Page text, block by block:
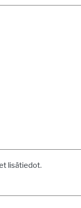
lisätiedot.